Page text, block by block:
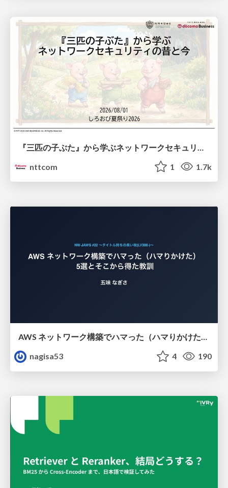
nttcom
1 1.7k
AWS ネットワーク構築でハマった（ハマりかけた） 5選とそこから得た教訓
nagisa53
4 190